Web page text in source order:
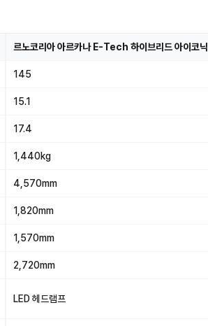
르노코리아 아르카나 E-Tech 하이브리드 아이코닉
145
15.1
17.4
1,440kg
4,570mm
1,820mm
1,570mm
2,720mm
LED 헤드램프